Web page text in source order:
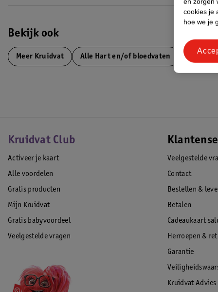
Bekijk ook
Meer Kruidvat Alle Hart en/of bloedvaten
Kruidvat Club
Activeer je kaart
Alle voordelen
Gratis producten
Mijn Kruidvat
Gratis babyvoordeel
Veelgestelde vragen
Veelgestelde
Contact
Bestellen &
Betalen
Cadeaukaart
Herroepen &
Garantie
Kruidvat Advies
cookies je
hoe we je